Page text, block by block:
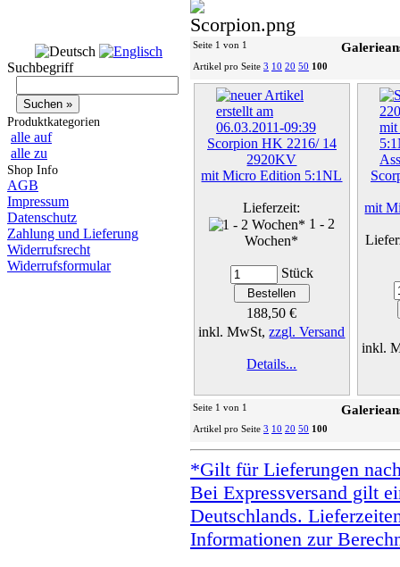
Suchbegriff
Produktkategorien
alle auf
alle zu
Shop Info
AGB
Impressum
Datenschutz
Zahlung und Lieferung
Widerrufsrecht
Widerrufsformular
Seite 1 von 1
Artikel pro Seite 3 10 20 50 100
Scorpion HK 2216/ 14
2920KV
mit Micro Edition 5:1NL
Lieferzeit:
1 - 2
Wochen*
Stück
188,50 €
inkl. MwSt,zzgl. Versand
Details...
mit
inkl.
Seite 1 von 1
Artikel pro Seite 3 10 20 50 100
*Gilt für Lieferungen
Bei Expressversand gilt
Deutschlands.
Informationen zur